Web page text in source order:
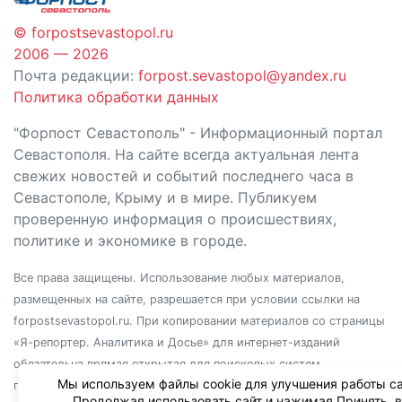
© forpostsevastopol.ru
2006 — 2026
Почта редакции: forpost.sevastopol@yandex.ru
Политика обработки данных
"Форпост Севастополь" - Информационный портал
Севастополя. На сайте всегда актуальная лента
свежих новостей и событий последнего часа в
Севастополе, Крыму и в мире. Публикуем
проверенную информация о происшествиях,
политике и экономике в городе.
Все права защищены. Использование любых материалов,
размещенных на сайте, разрешается при условии ссылки на
forpostsevastopol.ru. При копировании материалов со страницы
«Я-репортер. Аналитика и Досье» для интернет-изданий
обязательна прямая открытая для поисковых систем
гиперссылка. Независимо от полного или частичного
Мы используем файлы cookie для улучшения работы